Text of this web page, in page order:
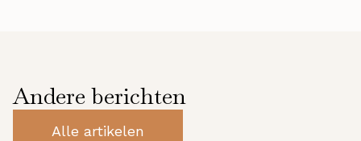
Andere berichten
Alle artikelen